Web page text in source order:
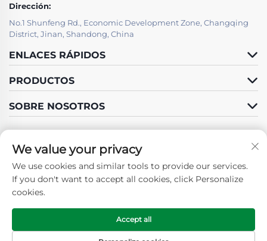
Dirección:
No.1 Shunfeng Rd., Economic Development Zone, Changqing
District, Jinan, Shandong, China
ENLACES RÁPIDOS
PRODUCTOS
SOBRE NOSOTROS
Síguenos
Derechos de autor © 2025 por SHANDONG GUOSHUN
CONSTRUCTION GROUP CO., LTD. -Política de privacidad
We value your privacy
We use cookies and similar tools to provide our services.
If you don't want to accept all cookies, click Personalize
cookies.
Accept all